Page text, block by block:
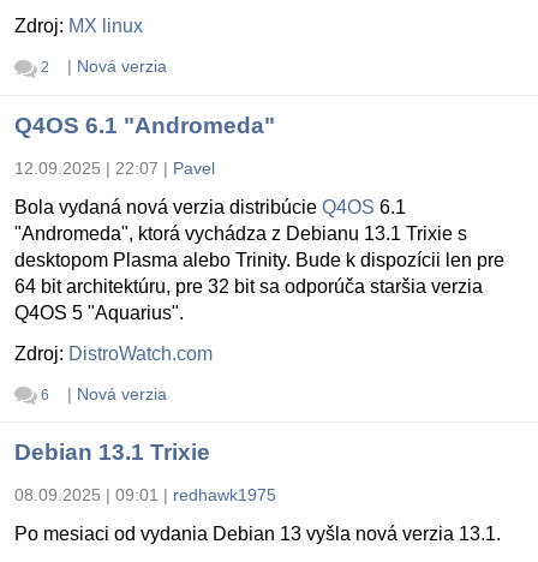
Zdroj: MX linux
2 | Nová verzia
Q4OS 6.1 "Andromeda"
12.09.2025 | 22:07 | Pavel
Bola vydaná nová verzia distribúcie Q4OS 6.1
"Andromeda", ktorá vychádza z Debianu 13.1 Trixie s
desktopom Plasma alebo Trinity. Bude k dispozícii len pre
64 bit architektúru, pre 32 bit sa odporúča staršia verzia
Q4OS 5 "Aquarius".
Zdroj: DistroWatch.com
6 | Nová verzia
Debian 13.1 Trixie
08.09.2025 | 09:01 | redhawk1975
Po mesiaci od vydania Debian 13 vyšla nová verzia 13.1.